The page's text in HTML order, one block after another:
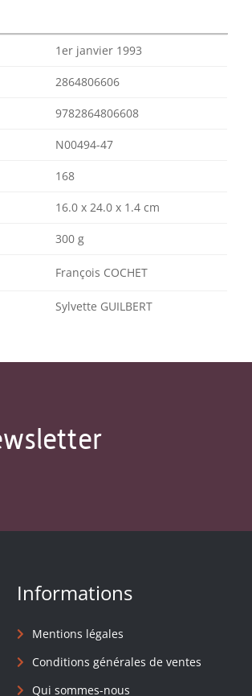
1er janvier 1993
2864806606
9782864806608
N00494-47
168
16.0 x 24.0 x 1.4 cm
300 g
François COCHET
Sylvette GUILBERT
Informations
Mentions légales
Conditions générales de ventes
Qui sommes-nous